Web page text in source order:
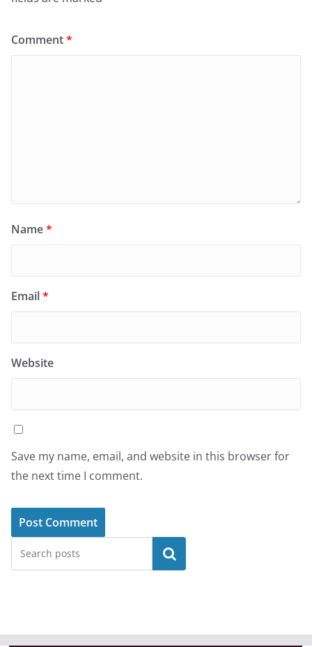
Comment*
Name*
Email*
Website
Save my name, email, and website in this browser for
the next time I comment.
Search